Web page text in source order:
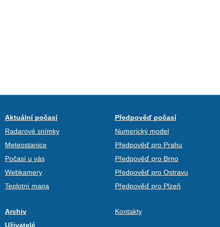
Aktuální počasí
Radarové snímky
Meteostanice
Počasí u vás
Webkamery
Teplotní mapa
Předpověď počasí
Numerický model
Předpověď pro Prahu
Předpověď pro Brno
Předpověď pro Ostravu
Předpověď pro Plzeň
Archiv
Uživatelé
Kontakty